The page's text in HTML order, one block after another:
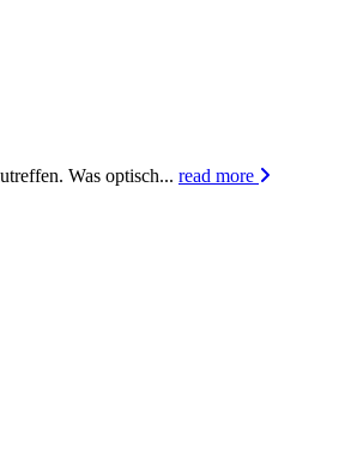
Was optisch... read more